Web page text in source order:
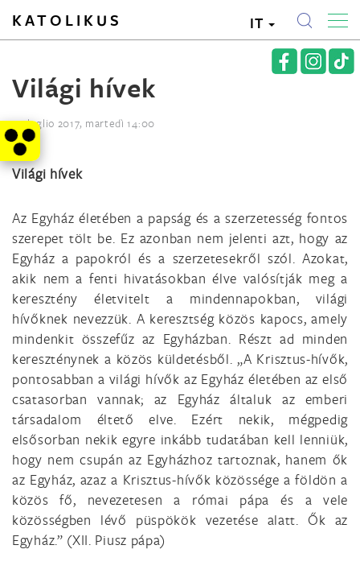
KATOLIKUS IT
Világi hívek
11. luglio 2017, martedì 14:00
Világi hívek
Az Egyház életében a papság és a szerzetesség fontos
szerepet tölt be. Ez azonban nem jelenti azt, hogy az
Egyház a papokról és a szerzetesekről szól. Azokat,
akik nem a fenti hivatásokban élve valósítják meg a
keresztény életvitelt a mindennapokban, világi
hívőknek nevezzük. A keresztség közös kapocs, amely
mindenkit összefűz az Egyházban. Részt ad minden
kereszténynek a közös küldetésből. „A Krisztus-hívők,
pontosabban a világi hívők az Egyház életében az első
csatasorban vannak; az Egyház általuk az emberi
társadalom éltető elve. Ezért nekik, mégpedig
elsősorban nekik egyre inkább tudatában kell lenniük,
hogy nem csupán az Egyházhoz tartoznak, hanem ők
az Egyház, azaz a Krisztus-hívők közössége a földön a
közös fő, nevezetesen a római pápa és a vele
közösségben lévő püspökök vezetése alatt. Ők az
Egyház.” (XII. Piusz pápa)